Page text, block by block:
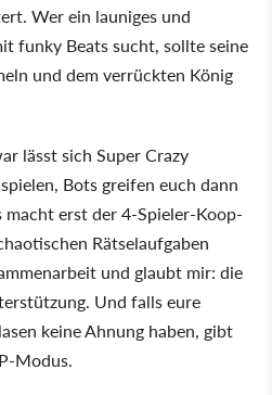
Wer ein launiges und
funky Beats sucht, sollte seine
und dem verrückten König
lässt sich Super Crazy
Bots greifen euch dann
erst der 4-Spieler-Koop-
Rätselaufgaben
und glaubt mir: die
Und falls eure
keine Ahnung haben, gibt
Modus.